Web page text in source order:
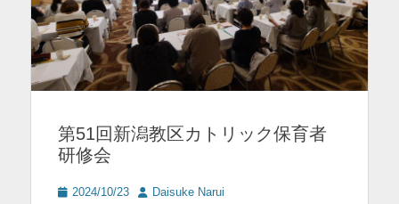
バ
ー
コ
第51回新潟教区カトリック保育者
研修会
投 2024/10/23
投 Daisuke Narui